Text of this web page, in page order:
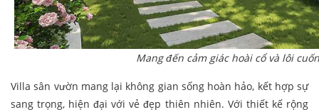
Mang đến cảm giác hoài cổ và lôi cuốn
Villa sân vườn mang lại không gian sống hoàn hảo, kết hợp sự
sang trọng, hiện đại với vẻ đẹp thiên nhiên. Với thiết kế rộng